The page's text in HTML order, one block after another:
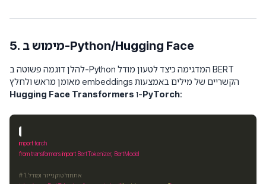
5. מימוש ב-Python/Hugging Face
להלן דוגמה פשוטה ב-Python המדגימה כיצד לטעון מודל BERT
מאומן מראש ולחלץ embeddings הקשריים של מילים באמצעות
Hugging Face Transformers ו-PyTorch:
import
from transformers import
# 1. אתחול טוקנייזר ומודל